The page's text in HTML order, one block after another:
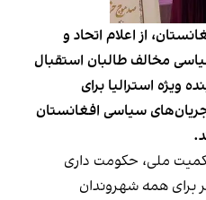
از اعلام اتحاد و
مخالف طالبان استقبال
ویژه استرالیا برای
سیاسی افغانستان
ملی، حکومت‌ داری
همه شهروندان